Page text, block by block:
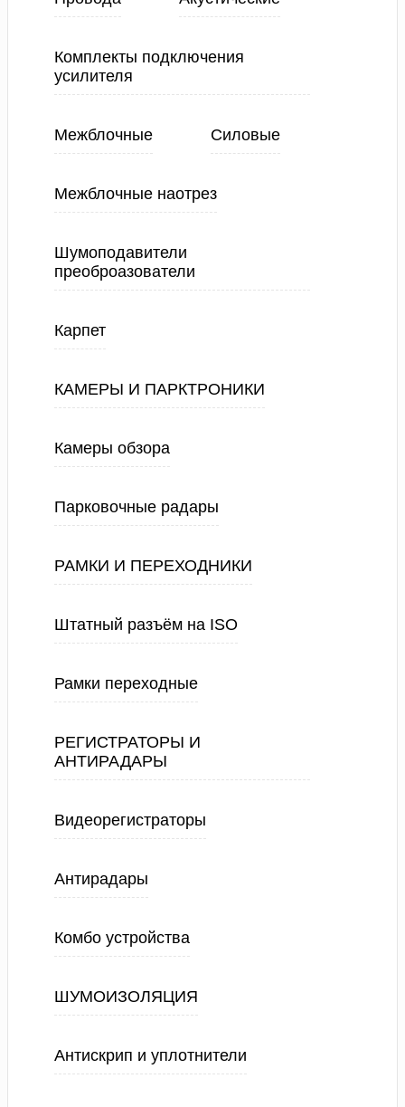
Комплекты подключения
усилителя
Межблочные Силовые
Межблочные наотрез
Шумоподавители
преоброазователи
Карпет
КАМЕРЫ И ПАРКТРОНИКИ
Камеры обзора
Парковочные радары
РАМКИ И ПЕРЕХОДНИКИ
Штатный разъём на ISO
Рамки переходные
РЕГИСТРАТОРЫ И
АНТИРАДАРЫ
Видеорегистраторы
Антирадары
Комбо устройства
ШУМОИЗОЛЯЦИЯ
Антискрип и уплотнители